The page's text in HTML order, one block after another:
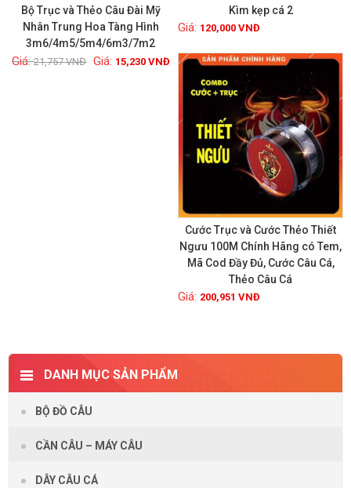
Xem chi tiết
Bộ Trục và Thẻo Câu Đài Mỹ
Nhân Trung Hoa Tàng Hình
3m6/4m5/5m4/6m3/7m2
21,757VNĐ 15,230VNĐ Xem chi tiết
Kìm kẹp cá 2
120,000 VNĐ
Xem chi tiết
Cước Trục và Cước Thẻo Thiết
Ngưu 100M Chính Hãng có Tem,
Mã Cod Đầy Đủ, Cước Câu Cá,
Thẻo Câu Cá
200,951 VNĐ
DANH MỤC SẢN PHẨM
BỘ ĐỒ CÂU
CẦN CÂU – MÁY CÂU
DÂY CÂU CÁ